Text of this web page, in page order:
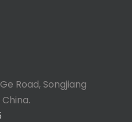
Road, Songjiang